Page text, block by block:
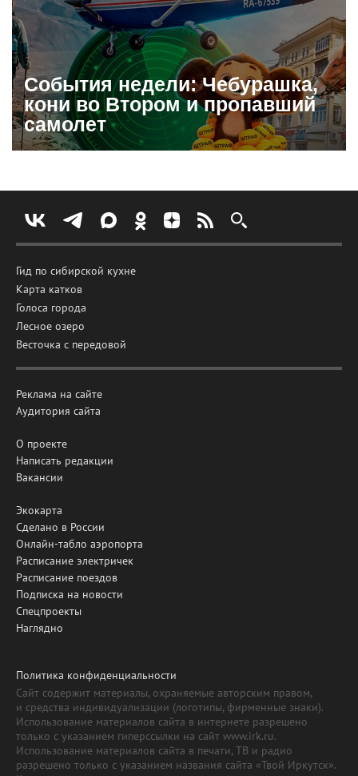
События недели: Чебурашка,
кони во Втором и пропавший
самолет
Гид по сибирской кухне
Карта катков
Голоса города
Лесное озеро
Весточка с передовой
Реклама на сайте
Аудитория сайта
О проекте
Написать редакции
Вакансии
Экокарта
Сделано в России
Онлайн-табло аэропорта
Расписание электричек
Расписание поездов
Подписка на новости
Спецпроекты
Наглядно
Политика конфиденциальности
Сайт содержит материалы, охраняемые авторским правом,
и средства индивидуализации (логотипы, фирменные знаки).
Использование материалов сайта в интернете разрешено
только с указанием гиперссылки на сайт www.irk.ru.
Использование материалов сайта в печати, ТВ и радио
разрешено только с указанием названия сайта «Твой Иркутск».